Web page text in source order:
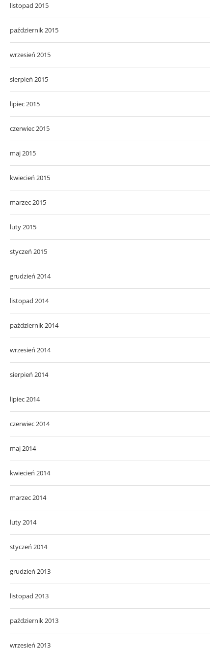
listopad 2015
październik 2015
wrzesień 2015
sierpień 2015
lipiec 2015
czerwiec 2015
maj 2015
kwiecień 2015
marzec 2015
luty 2015
styczeń 2015
grudzień 2014
listopad 2014
październik 2014
wrzesień 2014
sierpień 2014
lipiec 2014
czerwiec 2014
maj 2014
kwiecień 2014
marzec 2014
luty 2014
styczeń 2014
grudzień 2013
listopad 2013
październik 2013
wrzesień 2013